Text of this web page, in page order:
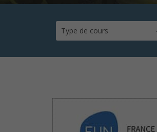
Type de cours